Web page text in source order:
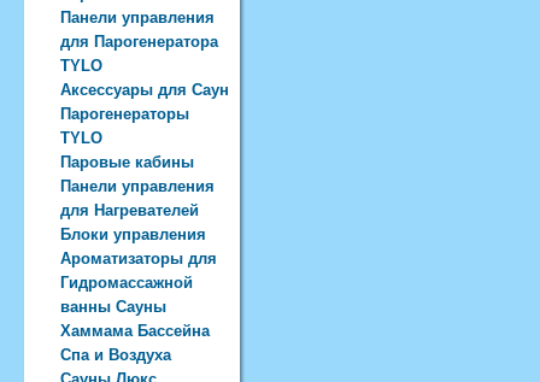
Панели управления
для Парогенератора
TYLO
Аксессуары для Саун
Парогенераторы
TYLO
Паровые кабины
Панели управления
для Нагревателей
Блоки управления
Ароматизаторы для
Гидромассажной
ванны Сауны
Хаммама Бассейна
Спа и Воздуха